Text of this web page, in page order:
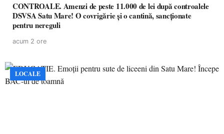
CONTROALE. Amenzi de peste 11.000 de lei după controalele
DSVSA Satu Mare! O covrigărie și o cantină, sancționate
pentru nereguli
acum 2 ore
LOCALE